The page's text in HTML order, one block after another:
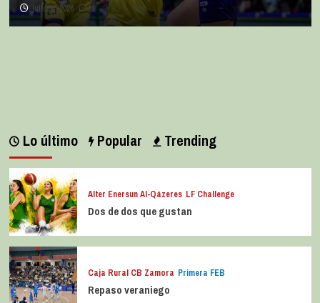
julio 11, 2026 0
Lo último Popular Trending
Alter Enersun Al-Qázeres LF Challenge
Dos de dos que gustan
Caja Rural CB Zamora Primera FEB
Repaso veraniego